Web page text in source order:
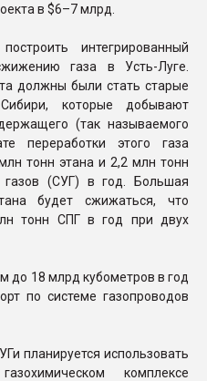
в $6–7 млрд.
интегрированный
газа в Усть-Луге.
должны были стать старые
которые добывают
(так называемого
переработки этого газа
тонн этана и 2,2 млн тонн
газов (СУГ) в год. Большая
будет сжижаться, что
тонн СПГ в год при двух
до 18 млрд кубометров в год
по системе газопроводов
планируется использовать
комплексе